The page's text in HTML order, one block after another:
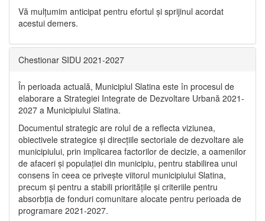
Vă mulţumim anticipat pentru efortul şi sprijinul acordat
acestui demers.
Chestionar SIDU 2021-2027
În perioada actuală, Municipiul Slatina este în procesul de
elaborare a Strategiei Integrate de Dezvoltare Urbană 2021‐
2027 a Municipiului Slatina.
Documentul strategic are rolul de a reflecta viziunea,
obiectivele strategice și direcțiile sectoriale de dezvoltare ale
municipiului, prin implicarea factorilor de decizie, a oamenilor
de afaceri și populației din municipiu, pentru stabilirea unui
consens în ceea ce privește viitorul municipiului Slatina,
precum și pentru a stabili prioritățile și criteriile pentru
absorbția de fonduri comunitare alocate pentru perioada de
programare 2021-2027.